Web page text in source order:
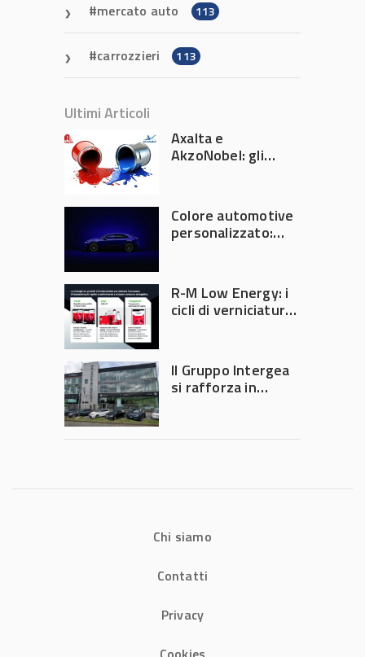
mercato auto 113
carrozzieri 113
Ultimi Articoli
Axalta e
AkzoNobel: gli
Colore automotive
personalizzato:
diventa ingegneria
di precisione
R-M Low Energy: i
cicli di verniciatura
tempi e costi in
carrozzeria
Il Gruppo Intergea
si rafforza in
Chi siamo
Contatti
Privacy